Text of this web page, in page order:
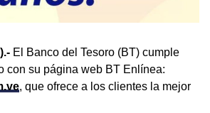
El Banco del Tesoro (BT) cumple
con su página web BT Enlínea:
, que ofrece a los clientes la mejor